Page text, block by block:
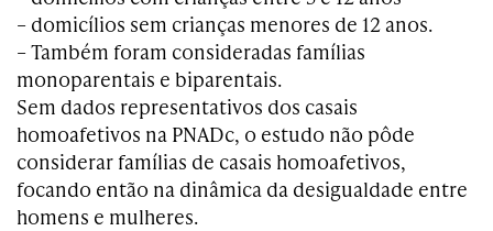
– domicílios sem crianças menores de 12 anos.
– Também foram consideradas famílias
monoparentais e biparentais.
Sem dados representativos dos casais
homoafetivos na PNADc, o estudo não pôde
considerar famílias de casais homoafetivos,
focando então na dinâmica da desigualdade entre
homens e mulheres.